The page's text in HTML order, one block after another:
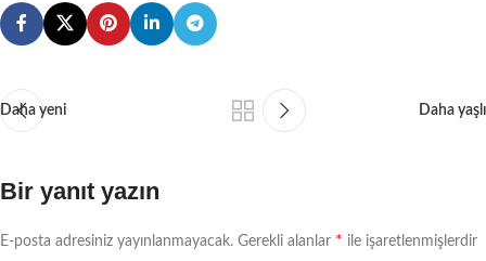
Daha yeni Daha yaşlı
Bir yanıt yazın
E-posta adresiniz yayınlanmayacak. Gerekli alanlar * ile işaretlenmişlerdir